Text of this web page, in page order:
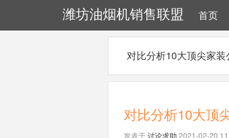
潍坊油烟机销售联盟 首页
对比分析10大顶尖家装
对比分析10大顶
发表于讨论求助 2021-02-20